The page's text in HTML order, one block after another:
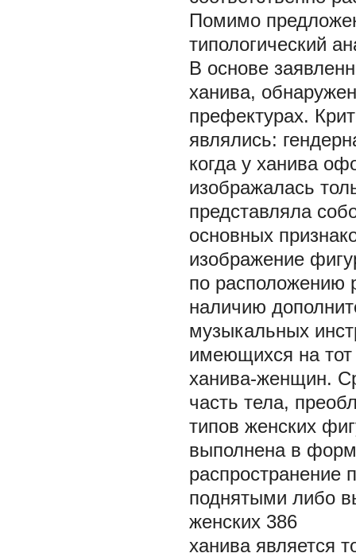
Помимо
типологический
В основе
ханива,
префектурах.
являлись:
когда у ханива
изображалась
представляла
основных
изображение
по расположению
наличию
музыкальных
имеющихся на
ханива-женщин.
часть тела,
типов женских
выполнена в
поднятыми либо
женских 386
ханива является